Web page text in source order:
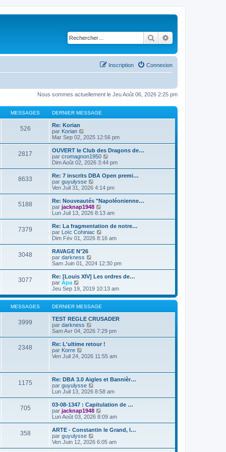
Rechercher
Connexion
Inscription
Nous sommes actuellement le Jeu Août 06, 2026 2:25 pm
MESSAGES DERNIER MESSAGE
526
Re: Korian
par Korian
o
n
s
u
l
r
l
e
e
r
n
i
e
r
m
e
s
s
a
g
e
Mar Sep 02, 2025 12:56 pm
2817
OUVERT le Club des Dragons de…
par cromagnon1950
o
n
s
l
r
e
e
n
i
m
e
s
a
g
e
Dim Août 02, 2026 3:44 pm
8633
Re: 7 inscrits DBA Open premi…
par guyulysse
o
n
s
u
l
e
r
l
e
n
i
e
m
e
s
s
a
g
Ven Juil 31, 2026 4:14 pm
5188
Re: Nouveautés "Napoléonienne…
par jacknap1948
o
n
s
l
l
e
e
n
i
r
e
s
a
g
Lun Juil 13, 2026 8:13 am
7379
Re: La fragmentation de notre…
par Loïc Cohiniac
o
n
l
r
l
e
d
n
i
e
r
e
s
Dim Fév 01, 2026 8:16 am
3048
RAVAGE N°26
par darkness
o
n
s
l
e
r
l
e
e
n
i
e
r
e
s
s
a
Sam Juin 01, 2024 12:30 pm
3077
Re: [Louis XIV] Les ordres de…
par Apa
o
n
s
u
l
t
e
r
l
e
d
e
i
e
r
m
e
s
s
a
g
Jeu Sep 19, 2019 10:13 am
MESSAGES DERNIER MESSAGE
3999
TEST REGLE CRUSADER
par darkness
o
n
s
l
r
l
e
d
e
r
n
i
m
e
s
Sam Avr 04, 2026 7:29 pm
2348
Re: L'ultime retour !
par Korre
o
u
l
t
e
r
l
e
d
e
r
n
i
Ven Juil 24, 2026 11:55 am
1175
Re: DBA 3.0 Aigles et Bannièr…
par guyulysse
o
n
s
u
l
e
r
l
e
Lun Juil 13, 2026 8:58 am
705
03-08-1347 : Capitulation de …
par jacknap1948
o
n
s
l
Lun Août 03, 2026 8:09 am
358
ARTE - Constantin le Grand, l…
par guyulysse
o
n
Ven Juin 12, 2026 6:05 am